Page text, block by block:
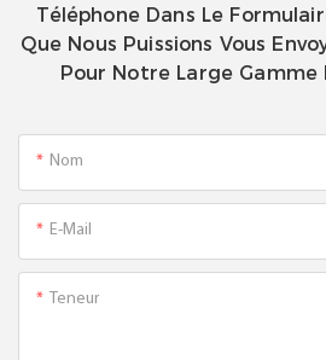
Téléphone Dans Le
Que Nous Puissions Vous
Pour Notre Large Gamme
Nom
E-Mail
Teneur